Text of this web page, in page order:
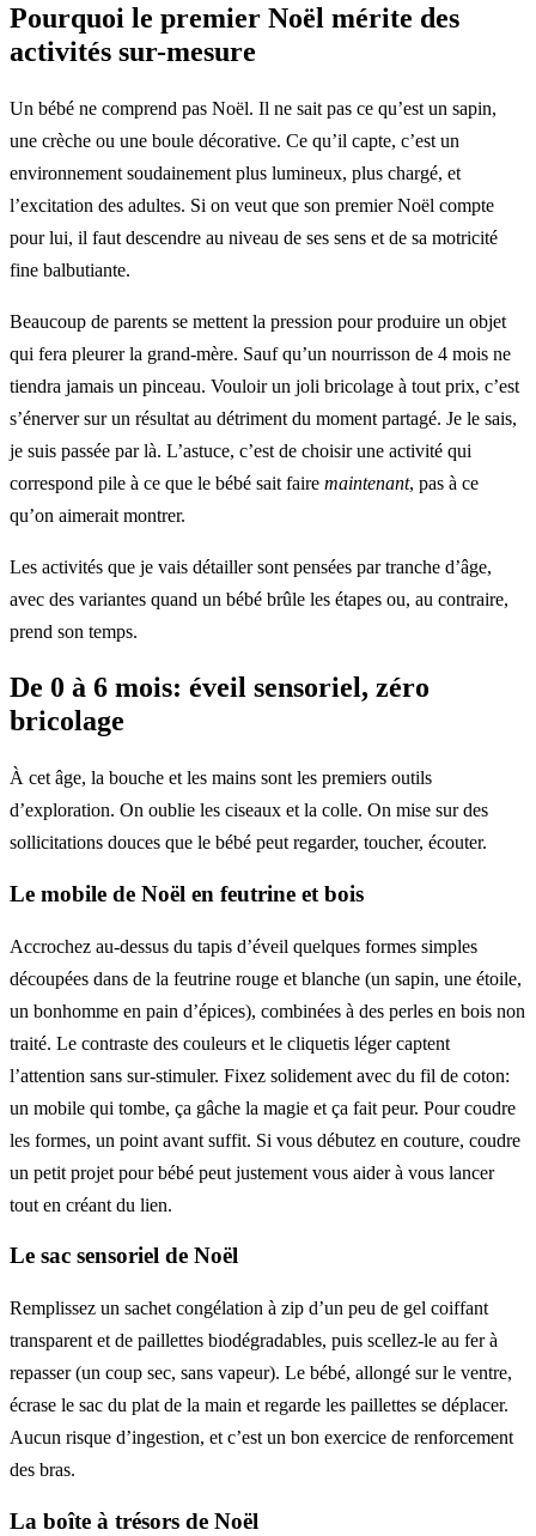
Pourquoi le premier Noël mérite des
activités sur-mesure
Un bébé ne comprend pas Noël. Il ne sait pas ce qu’est un sapin,
une crèche ou une boule décorative. Ce qu’il capte, c’est un
environnement soudainement plus lumineux, plus chargé, et
l’excitation des adultes. Si on veut que son premier Noël compte
pour lui, il faut descendre au niveau de ses sens et de sa motricité
fine balbutiante.
Beaucoup de parents se mettent la pression pour produire un objet
qui fera pleurer la grand-mère. Sauf qu’un nourrisson de 4 mois ne
tiendra jamais un pinceau. Vouloir un joli bricolage à tout prix, c’est
s’énerver sur un résultat au détriment du moment partagé. Je le sais,
je suis passée par là. L’astuce, c’est de choisir une activité qui
correspond pile à ce que le bébé sait faire maintenant, pas à ce
qu’on aimerait montrer.
Les activités que je vais détailler sont pensées par tranche d’âge,
avec des variantes quand un bébé brûle les étapes ou, au contraire,
prend son temps.
De 0 à 6 mois: éveil sensoriel, zéro
bricolage
À cet âge, la bouche et les mains sont les premiers outils
d’exploration. On oublie les ciseaux et la colle. On mise sur des
sollicitations douces que le bébé peut regarder, toucher, écouter.
Le mobile de Noël en feutrine et bois
Accrochez au-dessus du tapis d’éveil quelques formes simples
découpées dans de la feutrine rouge et blanche (un sapin, une étoile,
un bonhomme en pain d’épices), combinées à des perles en bois non
traité. Le contraste des couleurs et le cliquetis léger captent
l’attention sans sur-stimuler. Fixez solidement avec du fil de coton:
un mobile qui tombe, ça gâche la magie et ça fait peur. Pour coudre
les formes, un point avant suffit. Si vous débutez en couture, coudre
un petit projet pour bébé peut justement vous aider à vous lancer
tout en créant du lien.
Le sac sensoriel de Noël
Remplissez un sachet congélation à zip d’un peu de gel coiffant
transparent et de paillettes biodégradables, puis scellez-le au fer à
repasser (un coup sec, sans vapeur). Le bébé, allongé sur le ventre,
écrase le sac du plat de la main et regarde les paillettes se déplacer.
Aucun risque d’ingestion, et c’est un bon exercice de renforcement
des bras.
La boîte à trésors de Noël